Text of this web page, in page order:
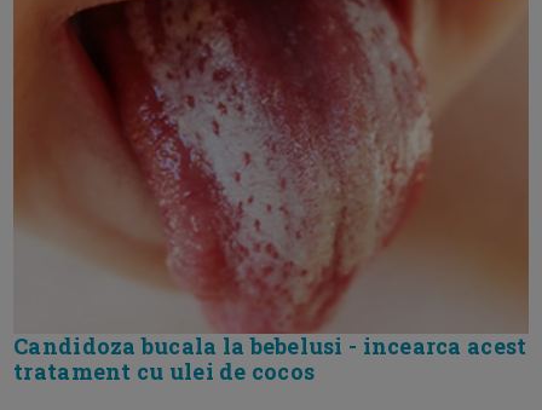
Candidoza bucala la bebelusi - incearca acest
tratament cu ulei de cocos